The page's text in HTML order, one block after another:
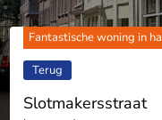
Fantastische woning in
Terug
Slotmakersstraat